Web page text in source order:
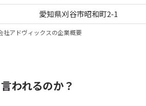
愛知県刈谷市昭和町2-1
社アドヴィックスの企業概要
われるのか？